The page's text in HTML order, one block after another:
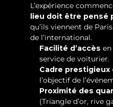
L’expérience
lieu doit être pensé
qu’ils viennent de
de l’international.
Facilité d’accès
service de voiturier.
Cadre
l’objectif de
Proximité des
(Triangle d’or, rive